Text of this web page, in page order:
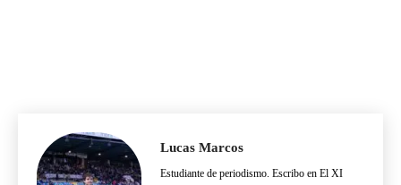
Lucas Marcos
Estudiante de periodismo. Escribo en El XI